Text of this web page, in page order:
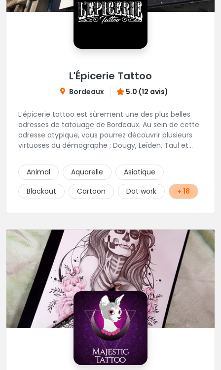
L'Épicerie Tattoo
Bordeaux 5.0 (12 avis)
L’épicerie tattoo est sûrement une des plus belles
adresses de tatouage de Bordeaux. Au sein de cette
adresse atypique, vous pourrez découvrir plusieurs
virtuoses du démographe ; Dougy, Leïden, Taul et
enfant et sympathique, vous pourrez demander
conseil pour votre tattoo. N'hésitez plus une seconde
pour rencontrer cette belle équipe !
Animal Aquarelle
Asiatique
Blackout
Cartoon Dot work + 18